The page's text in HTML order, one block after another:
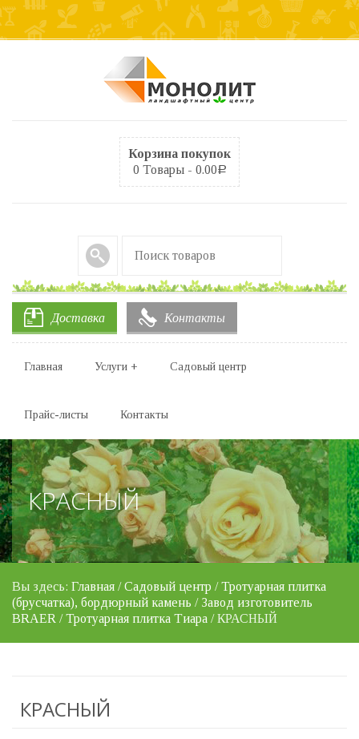
Корзина покупок
0 Товары - 0.00Р
Доставка Контакты
Главная Услуги + Садовый центр
Прайс-листы Контакты
КРАСНЫЙ
Вы здесь: Главная /Садовый центр /Тротуарная плитка
(брусчатка), бордюрный камень / Завод изготовитель
BRAER /Тротуарная плитка Тиара / КРАСНЫЙ
КРАСНЫЙ